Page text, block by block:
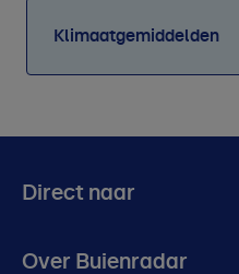
Klimaatgemiddelden
Direct naar
Over Buienradar